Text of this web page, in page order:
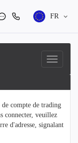
FR
compte de trading
connecter, veuillez
d'adresse, signalant